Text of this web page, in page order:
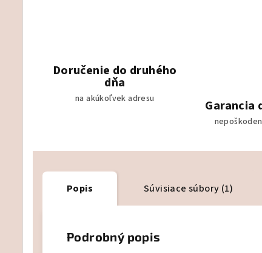
Doručenie do druhého
dňa
na akúkoľvek adresu Garancia
Popis Súvisiace súbory (1)
Podrobný popis